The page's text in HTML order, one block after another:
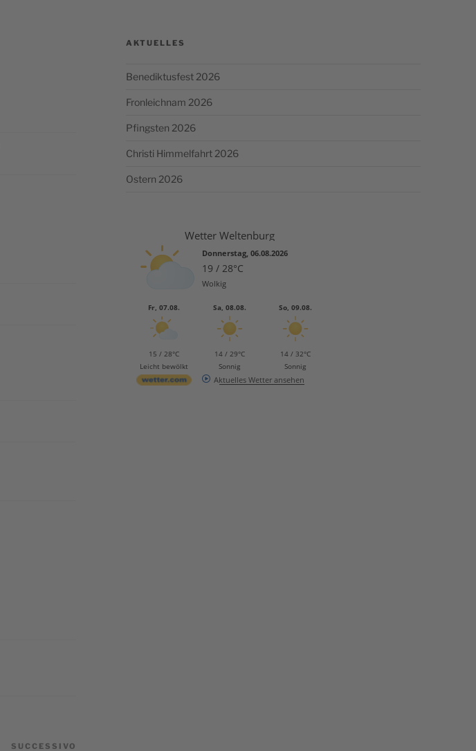
SUCCESSIVO
AKTUELLES
Benediktusfest 2026
Fronleichnam 2026
Pfingsten 2026
Christi Himmelfahrt 2026
Ostern 2026
Wetter Weltenburg
Donnerstag, 06.08.2026
19 / 28°C
Wolkig
Fr, 07.08.
15 / 28°C
Leicht bewölkt
Sa, 08.08.
14 / 29°C
Sonnig
So, 09.08.
14 / 32°C
Sonnig
Aktuelles Wetter ansehen